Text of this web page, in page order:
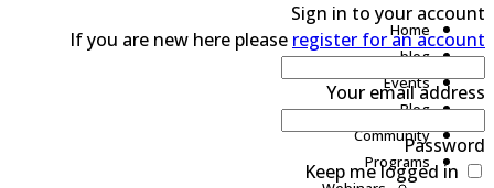
Home
blog
Events
Blog
Community
Programs
Sign in to your
If you are new here pleaseregister for an
Your email
Keep me logged in